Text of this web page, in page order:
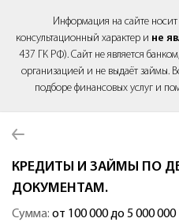
Информация на сайте
консультационный характер и не
437 ГК РФ). Сайт не является
организацией и не выдаёт займы.
подборе финансовых услуг и
КРЕДИТЫ И ЗАЙМЫ ПО
ДОКУМЕНТАМ.
Сумма: от 100 000 до 5 000 000